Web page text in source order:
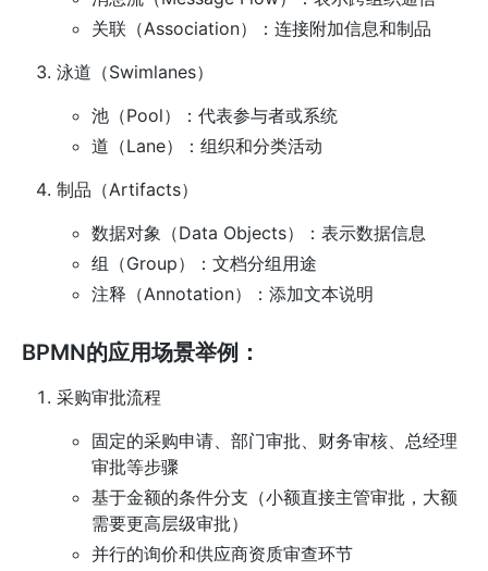
关联（Association）：连接附加信息和制品
泳道（Swimlanes）
池（Pool）：代表参与者或系统
道（Lane）：组织和分类活动
制品（Artifacts）
数据对象（Data Objects）：表示数据信息
组（Group）：文档分组用途
注释（Annotation）：添加文本说明
BPMN的应用场景举例：
采购审批流程
固定的采购申请、部门审批、财务审核、总经理
审批等步骤
基于金额的条件分支（小额直接主管审批，大额
需要更高层级审批）
并行的询价和供应商资质审查环节